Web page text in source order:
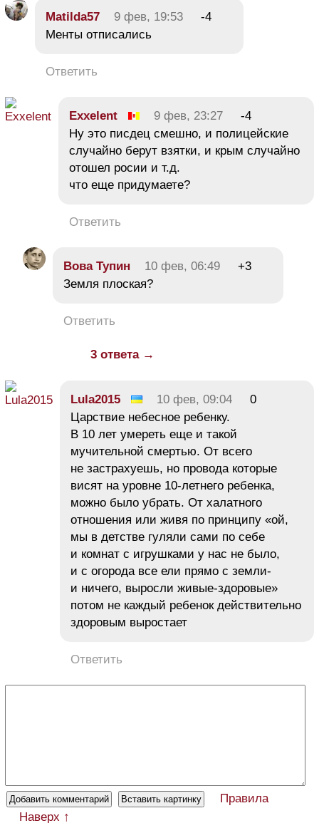
Matilda57 9 фев, 19:53
-4
Менты отписались
Ответить
Exxelent 9 фев, 23:27
-4
Ну это писдец смешно, и полицейские
случайно берут взятки, и крым случайно
отошел росии и т.д.
что еще придумаете?
Ответить
Вова Тупин 10 фев, 06:49
+3
Земля плоская?
Ответить
3 ответа →
Lula2015 10 фев, 09:04
0
Царствие небесное ребенку.
В 10 лет умереть еще и такой
мучительной смертью. От всего
не застрахуешь, но провода которые
висят на уровне 10-летнего ребенка,
можно было убрать. От халатного
отношения или живя по принципу «ой,
мы в детстве гуляли сами по себе
и комнат с игрушками у нас не было,
и с огорода все ели прямо с земли-
и ничего, выросли живые-здоровые»
потом не каждый ребенок действительно
здоровым выростает
Ответить
Правила
Наверх ↑